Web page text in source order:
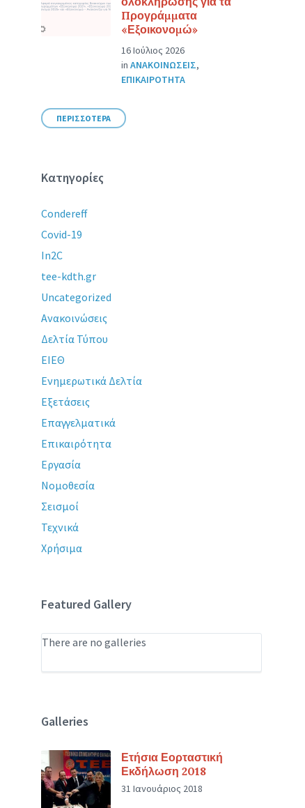
Προγράμματα
«Εξοικονομώ»
16 Ιούλιος 2026
inΑΝΑΚΟΙΝΩΣΕΙΣ,
ΕΠΙΚΑΙΡΟΤΗΤΑ
ΠΕΡΙΣΣΟΤΕΡΑ
Κατηγορίες
Condereff
Covid-19
In2C
tee-kdth.gr
Uncategorized
Ανακοινώσεις
Δελτία Τύπου
ΕΙΕΘ
Ενημερωτικά Δελτία
Εξετάσεις
Επαγγελματικά
Επικαιρότητα
Εργασία
Νομοθεσία
Σεισμοί
Τεχνικά
Χρήσιμα
Featured Gallery
There are no galleries
Galleries
Ετήσια Εορταστική
Εκδήλωση 2018
31 Ιανουάριος 2018